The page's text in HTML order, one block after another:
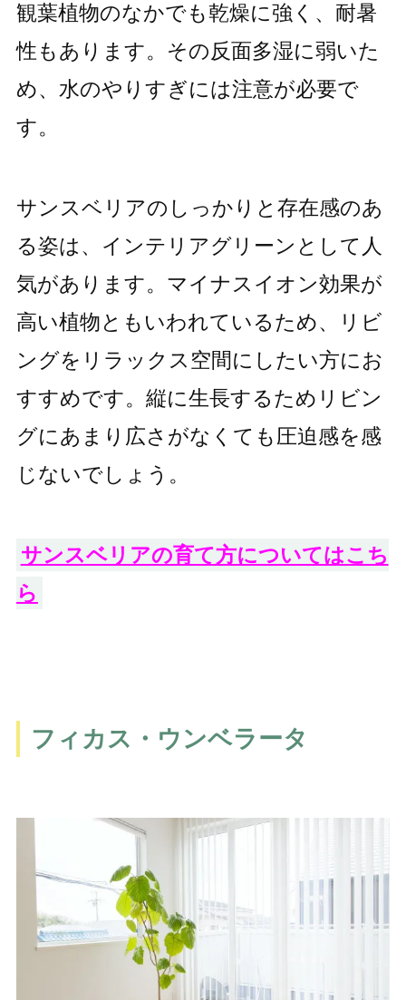
観葉植物のなかでも乾燥に強く、耐暑
性もあります。その反面多湿に弱いた
め、水のやりすぎには注意が必要で
す。
サンスベリアのしっかりと存在感のあ
る姿は、インテリアグリーンとして人
気があります。マイナスイオン効果が
高い植物ともいわれているため、リビ
ングをリラックス空間にしたい方にお
すすめです。縦に生長するためリビン
グにあまり広さがなくても圧迫感を感
じないでしょう。
サンスベリアの育て方についてはこち
ら
フィカス・ウンベラータ